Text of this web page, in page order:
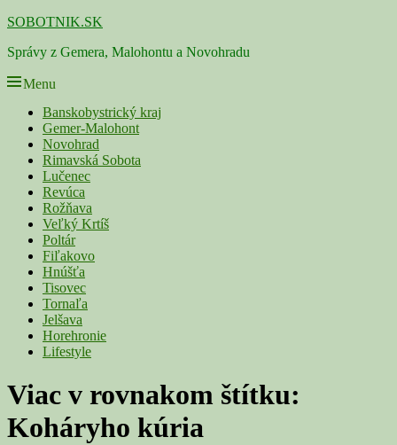
Skip
content
SOBOTNIK.SK
Správy z Gemera, Malohontu a Novohradu
Menu
Primárne
menu
Banskobystrický kraj
Gemer-Malohont
Novohrad
Rimavská Sobota
Lučenec
Revúca
Rožňava
Veľký Krtíš
Poltár
Fiľakovo
Hnúšťa
Tisovec
Tornaľa
Jelšava
Horehronie
Lifestyle
Viac v rovnakom štítku:
Koháryho kúria